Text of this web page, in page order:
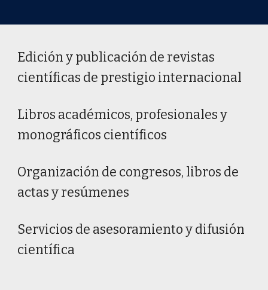
Ediciónypublicación de revistas
científicas de prestigio internacional
Libros académicos, profesionales y
monográficos científicos
Organización de congresos, libros de
actas y resúmenes
Servicios de asesoramiento y difusión
científica